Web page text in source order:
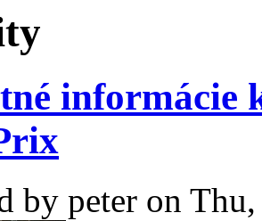
informácie
by peter on